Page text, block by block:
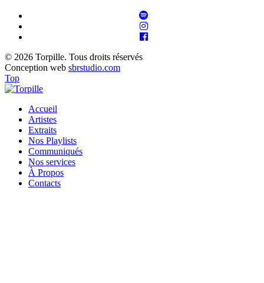
© 2026 Torpille. Tous droits réservés
Conception web sbrstudio.com
Top
Accueil
Artistes
Extraits
Nos Playlists
Communiqués
Nos services
À Propos
Contacts